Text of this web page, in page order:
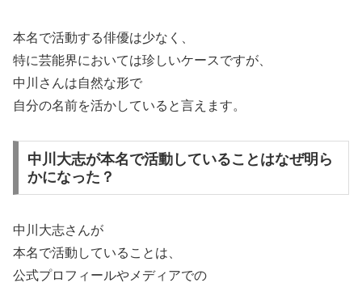
本名で活動する俳優は少なく、
特に芸能界においては珍しいケースですが、
中川さんは自然な形で
自分の名前を活かしていると言えます。
中川大志が本名で活動していることはなぜ明ら
かになった？
中川大志さんが
本名で活動していることは、
公式プロフィールやメディアでの